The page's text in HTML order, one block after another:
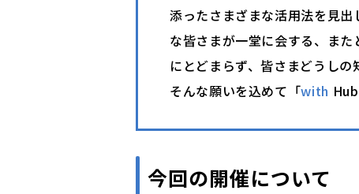
添ったさまざまな活用法を見
な皆さまが一堂に会する、ま
にとどまらず、皆さまどうしの
そんな願いを込めて「with
今回の開催について